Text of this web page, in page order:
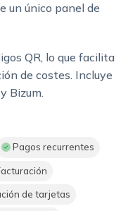
un único panel de
QR, lo que facilita
de costes. Incluye
Bizum.
Pagos recurrentes
de tarjetas